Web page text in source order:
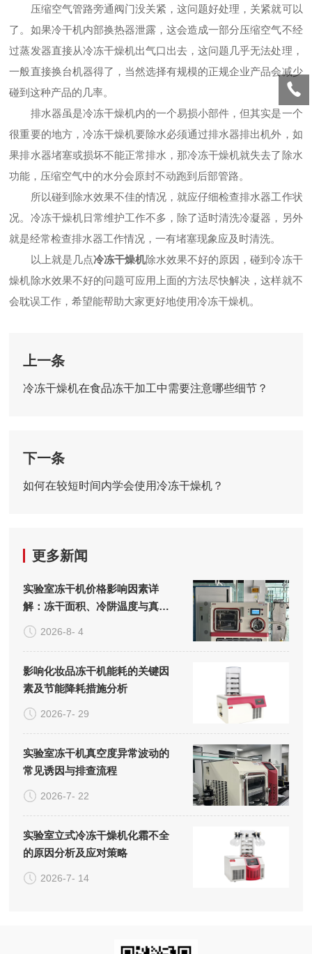
压缩空气管路旁通阀门没关紧，这问题好处理，关紧就可以
了。如果冷干机内部换热器泄露，这会造成一部分压缩空气不经
过蒸发器直接从冷冻干燥机出气口出去，这问题几乎无法处理，
一般直接换台机器得了，当然选择有规模的正规企业产品会减少
碰到这种产品的几率。
排水器虽是冷冻干燥机内的一个易损小部件，但其实是一个
很重要的地方，冷冻干燥机要除水必须通过排水器排出机外，如
果排水器堵塞或损坏不能正常排水，那冷冻干燥机就失去了除水
功能，压缩空气中的水分会原封不动跑到后部管路。
所以碰到除水效果不佳的情况，就应仔细检查排水器工作状
况。冷冻干燥机日常维护工作不多，除了适时清洗冷凝器，另外
就是经常检查排水器工作情况，一有堵塞现象应及时清洗。
以上就是几点冷冻干燥机除水效果不好的原因，碰到冷冻干
燥机除水效果不好的问题可应用上面的方法尽快解决，这样就不
会耽误工作，希望能帮助大家更好地使用冷冻干燥机。
上一条
冷冻干燥机在食品冻干加工中需要注意哪些细节？
下一条
如何在较短时间内学会使用冷冻干燥机？
更多新闻
实验室冻干机价格影响因素详
解：冻干面积、冷阱温度与真空
系统的成本构成
2026-8- 4
影响化妆品冻干机能耗的关键因
素及节能降耗措施分析
2026-7- 29
实验室冻干机真空度异常波动的
常见诱因与排查流程
2026-7- 22
实验室立式冷冻干燥机化霜不全
的原因分析及应对策略
2026-7- 14